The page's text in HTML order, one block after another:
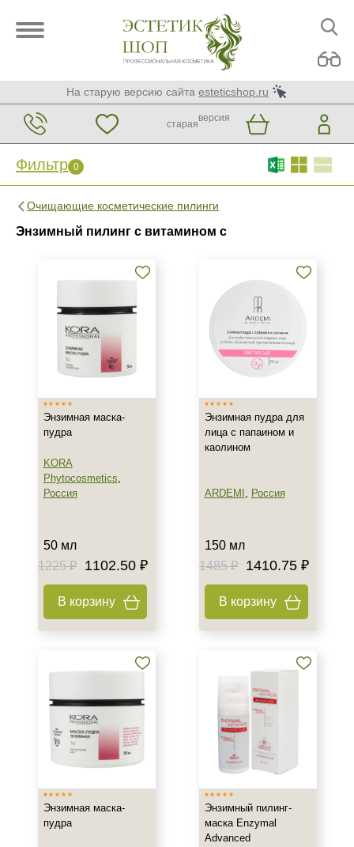
На старую версию сайта esteticshop.ru
старая
версия
Фильтр 0
Очищающие косметические пилинги
Энзимный пилинг с витамином с
Фильтр 0
Показать еще
Израиль
Россия
Франция
Гель
Показать еще
Энзимный
Профессиональная
Тип кожи
Все типы кожи
Зрелая
Обезвоженная
Показать еще
Энзимная маска-
пудра
KORA
Phytocosmetics,
Россия
50 мл
1225 ₽
1102.50 ₽
В корзину
Энзимная пудра для
лица с папаином и
каолином
ARDEMI , Россия
150 мл
1485 ₽
1410.75 ₽
В корзину
Энзимная маска-
пудра
Энзимный пилинг-
маска Enzymal
Advanced